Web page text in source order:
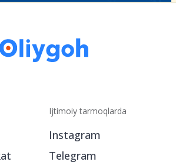
Ijtimoiy tarmoqlarda